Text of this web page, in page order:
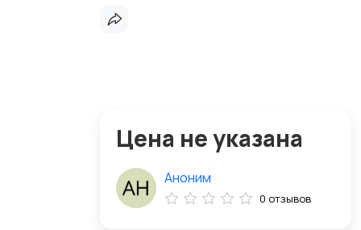
Цена не указана
Аноним
0 отзывов